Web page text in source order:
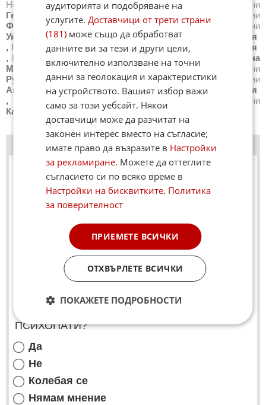
Новини САЩ ,НовиниВеликобритания
Новини
Германия
Новини
Новини
Франция
,НовиниИспания ,НовиниГърция
Новини
Украйна
,НовиниБелгия ,НовиниКитай
Сирия
, Новини Сърбия ,НовиниБразилия ,Новини
Австралия
, Новини
Северна
Македония
, Новини Турция , Новини Полша
Новини
Румъния
,НовиниИран (Ислямска Република)
Новини
Австрия
,НовиниНидерландия ,НовиниСеверна Корея
,
Всички държави , Новини
Новини
Канада
АНКЕТА ›› Други анкети
ОТГЛЕЖДА ЛИ БЪЛГАРИЯ ДЕЦА-
ПСИХОПАТИ?
Да
Не
Колебая се
Нямам мнение
аудиторията и подобряване на
услугите.Доставчици от трети страни
(181) може също да обработват
данните ви за тези и други цели,
включително използване на точни
данни за геолокация и характеристики
на устройството. Вашият избор важи
само за този уебсайт. Някои
доставчици може да разчитат на
законен интерес вместо на съгласие;
имате право да възразите в Настройки
за рекламиране. Можете да оттеглите
съгласието си по всяко време в
Настройки на бисквитките. Политика
за поверителност
ПРИЕМЕТЕ ВСИЧКИ
ОТХВЪРЛЕТЕ ВСИЧКИ
ПОКАЖЕТЕ ПОДРОБНОСТИ